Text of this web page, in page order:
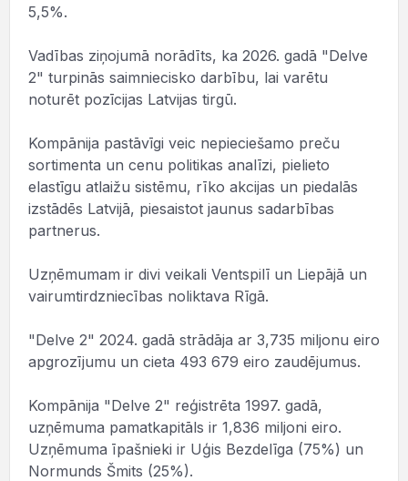
5,5%.
Vadības ziņojumā norādīts, ka 2026. gadā "Delve
2" turpinās saimniecisko darbību, lai varētu
noturēt pozīcijas Latvijas tirgū.
Kompānija pastāvīgi veic nepieciešamo preču
sortimenta un cenu politikas analīzi, pielieto
elastīgu atlaižu sistēmu, rīko akcijas un piedalās
izstādēs Latvijā, piesaistot jaunus sadarbības
partnerus.
Uzņēmumam ir divi veikali Ventspilī un Liepājā un
vairumtirdzniecības noliktava Rīgā.
"Delve 2" 2024. gadā strādāja ar 3,735 miljonu eiro
apgrozījumu un cieta 493 679 eiro zaudējumus.
Kompānija "Delve 2" reģistrēta 1997. gadā,
uzņēmuma pamatkapitāls ir 1,836 miljoni eiro.
Uzņēmuma īpašnieki ir Uģis Bezdelīga (75%) un
Normunds Šmits (25%).